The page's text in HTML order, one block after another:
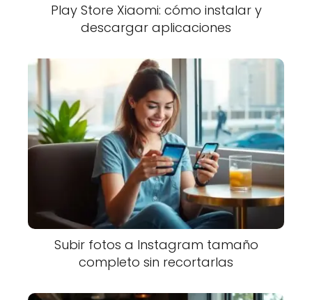
Play Store Xiaomi: cómo instalar y
descargar aplicaciones
Subir fotos a Instagram tamaño
completo sin recortarlas